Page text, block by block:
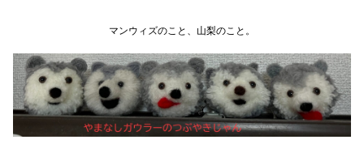
マンウィズのこと、山梨のこと。